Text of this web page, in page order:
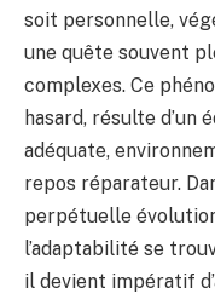
soit personnelle,
une quête souvent
complexes. Ce
hasard, résulte
adéquate,
repos réparateur.
perpétuelle
l’adaptabilité se
il devient impératif